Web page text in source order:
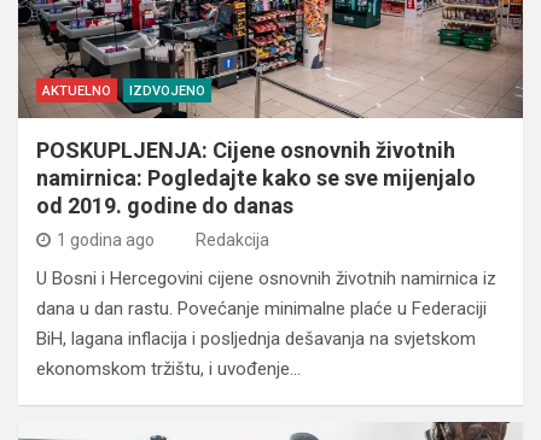
AKTUELNO IZDVOJENO
POSKUPLJENJA: Cijene osnovnih životnih
namirnica: Pogledajte kako se sve mijenjalo
od 2019. godine do danas
1 godina ago Redakcija
U Bosni i Hercegovini cijene osnovnih životnih namirnica iz
dana u dan rastu. Povećanje minimalne plaće u Federaciji
BiH, lagana inflacija i posljednja dešavanja na svjetskom
ekonomskom tržištu, i uvođenje…